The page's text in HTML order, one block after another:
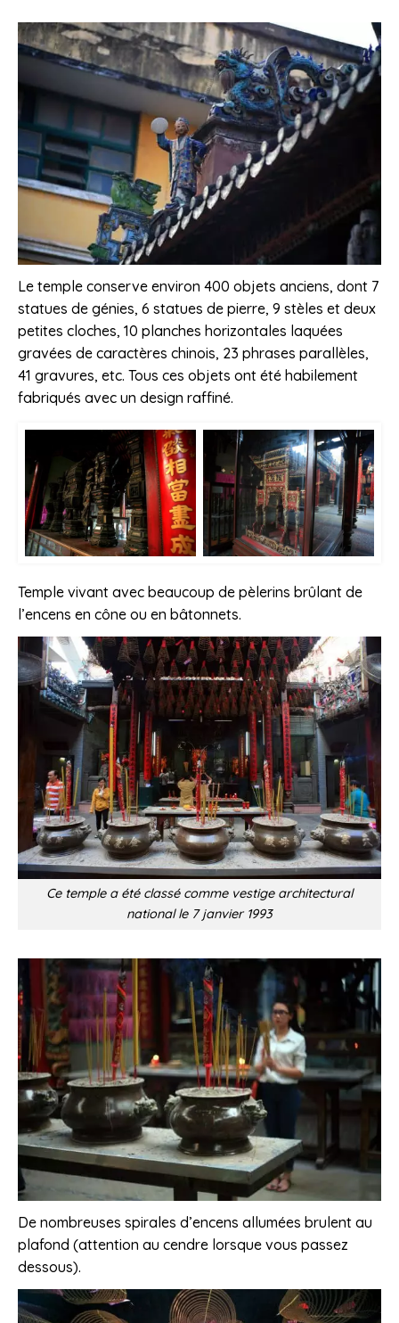
Le temple conserve environ 400 objets anciens, dont 7
statues de génies, 6 statues de pierre, 9 stèles et deux
petites cloches, 10 planches horizontales laquées
gravées de caractères chinois, 23 phrases parallèles,
41 gravures, etc. Tous ces objets ont été habilement
fabriqués avec un design raffiné.
Temple vivant avec beaucoup de pèlerins brûlant de
l’encens en cône ou en bâtonnets.
Ce temple a été classé comme vestige architectural
national le 7 janvier 1993
De nombreuses spirales d’encens allumées brulent au
plafond (attention au cendre lorsque vous passez
dessous).